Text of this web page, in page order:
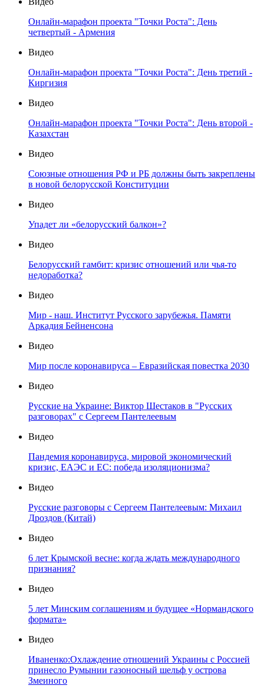
Онлайн-марафон проекта "Точки Роста": День
четвертый - Армения
Видео
Онлайн-марафон проекта "Точки Роста": День третий -
Киргизия
Видео
Онлайн-марафон проекта "Точки Роста": День второй -
Казахстан
Видео
Союзные отношения РФ и РБ должны быть закреплены
в новой белорусской Конституции
Видео
Упадет ли «белорусский балкон»?
Видео
Белорусский гамбит: кризис отношений или чья-то
недоработка?
Видео
Мир - наш. Институт Русского зарубежья. Памяти
Аркадия Бейненсона
Видео
Мир после коронавируса – Евразийская повестка 2030
Видео
Русские на Украине: Виктор Шестаков в "Русских
разговорах" с Сергеем Пантелеевым
Видео
Пандемия коронавируса, мировой экономический
кризис, ЕАЭС и ЕС: победа изоляционизма?
Видео
Русские разговоры с Сергеем Пантелеевым: Михаил
Дроздов (Китай)
Видео
6 лет Крымской весне: когда ждать международного
признания?
Видео
5 лет Минским соглашениям и будущее «Нормандского
формата»
Видео
Иваненко:Охлаждение отношений Украины с Россией
принесло Румынии газоносный шельф у острова
Змеиного